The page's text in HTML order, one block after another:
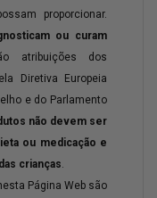
proporcionar.
ou curam
atribuições dos
Diretiva Europeia
e do Parlamento
não devem ser
ou medicação e
crianças.
Página Web são